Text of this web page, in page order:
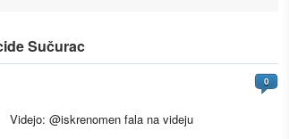
Sučurac
0
Videjo: @iskrenomen fala na videju